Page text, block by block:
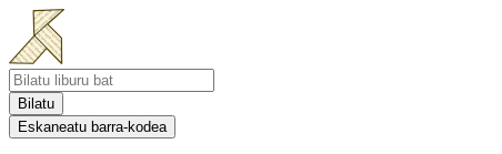
Bilatu
Eskaneatu barra-kodea